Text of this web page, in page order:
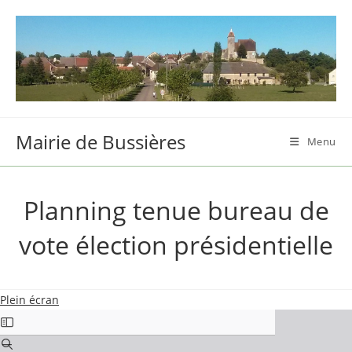
content
Mairie de Bussières Menu
Planning tenue bureau de
vote élection présidentielle
Plein écran
Aller
au